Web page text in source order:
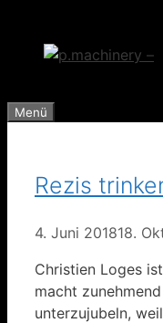
springen
Menü
Rezis
4. Juni 201818.
Christien Loges
macht
unterzujubeln,